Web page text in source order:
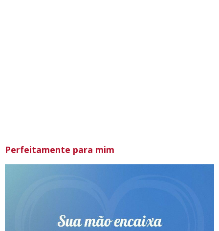
Perfeitamente para mim